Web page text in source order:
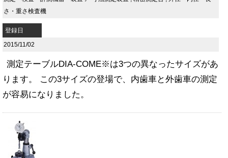
さ・重さ検査機
登録日
2015/11/02
測定テーブルDIA-COME※は3つの異なったサイズがあ
ります。 この3サイズの登場で、内歯車と外歯車の測定
が容易になりました。